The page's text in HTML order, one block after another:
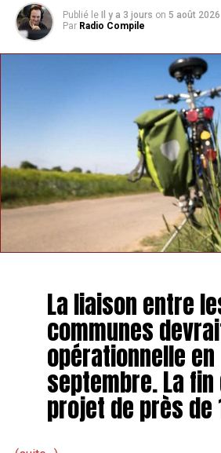
Publié le Il y a 3 jours on 5 août 2026
Par Radio Compile
La liaison entre
communes
opérationnelle en
septembre. La fin
projet de près de